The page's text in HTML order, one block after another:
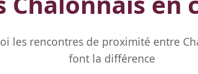
les rencontres de proximité entre
font la différence